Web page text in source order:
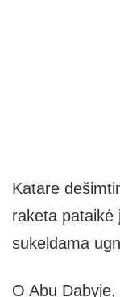
Katare
raketa pataikė
sukeldama
O Abu